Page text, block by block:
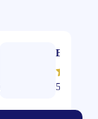
Evert
5